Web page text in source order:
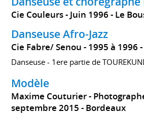
Cie Couleurs Juin 1996 Le
Danseuse Afro-Jazz
Cie Fabre/ Senou 1995 à 1996
Danseuse - 1ere partie de
Modèle
Maxime Couturier -
septembre 2015 Bordeaux